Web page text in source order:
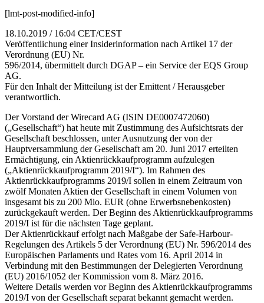
[lmt-post-modified-info]
18.10.2019 / 16:04 CET/CEST
Veröffentlichung einer Insiderinformation nach Artikel 17 der
Verordnung (EU) Nr.
596/2014, übermittelt durch DGAP – ein Service der EQS Group
AG.
Für den Inhalt der Mitteilung ist der Emittent / Herausgeber
verantwortlich.
Der Vorstand der Wirecard AG (ISIN DE0007472060)
(„Gesellschaft“) hat heute mit Zustimmung des Aufsichtsrats der
Gesellschaft beschlossen, unter Ausnutzung der von der
Hauptversammlung der Gesellschaft am 20. Juni 2017 erteilten
Ermächtigung, ein Aktienrückkaufprogramm aufzulegen
(„Aktienrückkaufprogramm 2019/I“). Im Rahmen des
Aktienrückkaufprogramms 2019/I sollen in einem Zeitraum von
zwölf Monaten Aktien der Gesellschaft in einem Volumen von
insgesamt bis zu 200 Mio. EUR (ohne Erwerbsnebenkosten)
zurückgekauft werden. Der Beginn des Aktienrückkaufprogramms
2019/I ist für die nächsten Tage geplant.
Der Aktienrückkauf erfolgt nach Maßgabe der Safe-Harbour-
Regelungen des Artikels 5 der Verordnung (EU) Nr. 596/2014 des
Europäischen Parlaments und Rates vom 16. April 2014 in
Verbindung mit den Bestimmungen der Delegierten Verordnung
(EU) 2016/1052 der Kommission vom 8. März 2016.
Weitere Details werden vor Beginn des Aktienrückkaufprogramms
2019/I von der Gesellschaft separat bekannt gemacht werden.